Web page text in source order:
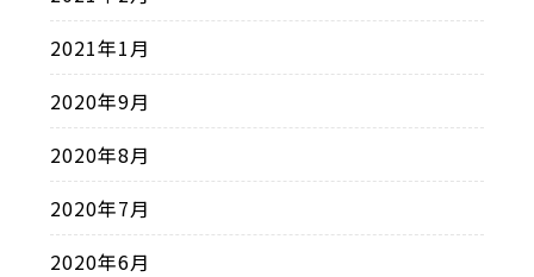
2021年1月
2020年9月
2020年8月
2020年7月
2020年6月